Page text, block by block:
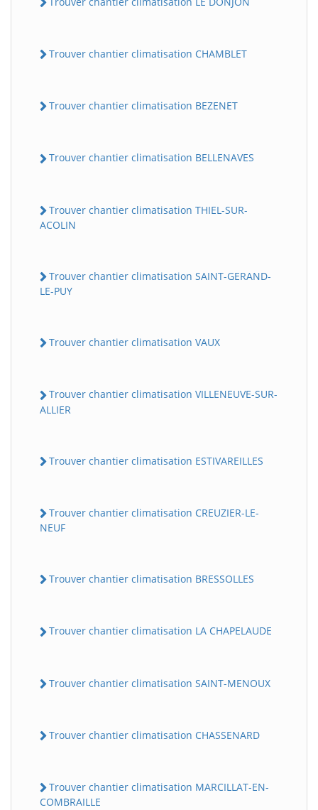
Trouver chantier climatisation CHAMBLET
Trouver chantier climatisation BEZENET
Trouver chantier climatisation BELLENAVES
Trouver chantier climatisation THIEL-SUR-
ACOLIN
Trouver chantier climatisation SAINT-GERAND-
LE-PUY
Trouver chantier climatisation VAUX
Trouver chantier climatisation VILLENEUVE-SUR-
ALLIER
Trouver chantier climatisation ESTIVAREILLES
Trouver chantier climatisation CREUZIER-LE-
NEUF
Trouver chantier climatisation BRESSOLLES
Trouver chantier climatisation LA CHAPELAUDE
Trouver chantier climatisation SAINT-MENOUX
Trouver chantier climatisation CHASSENARD
Trouver chantier climatisation MARCILLAT-EN-
COMBRAILLE